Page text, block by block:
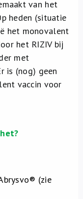
van het
heden (situatie
het monovalent
het RIZIV bij
met
is (nog) geen
vaccin voor
(zie